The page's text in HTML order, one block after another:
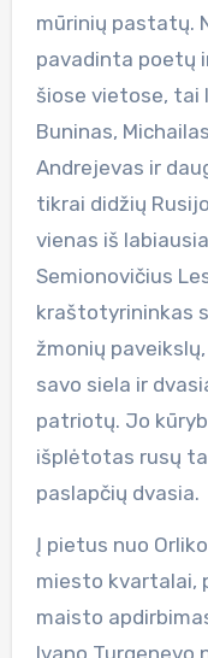
mūrinių pastatų.
pavadinta poetų
šiose vietose, tai
Buninas,
Andrejevas ir
tikrai didžių
vienas iš
Semionovičius
kraštotyrininkas
žmonių
savo siela ir
patriotų. Jo
išplėtotas rusų
paslapčių dvasia.
Į pietus nuo
miesto kvartalai,
maisto
Ivano Turgenevo